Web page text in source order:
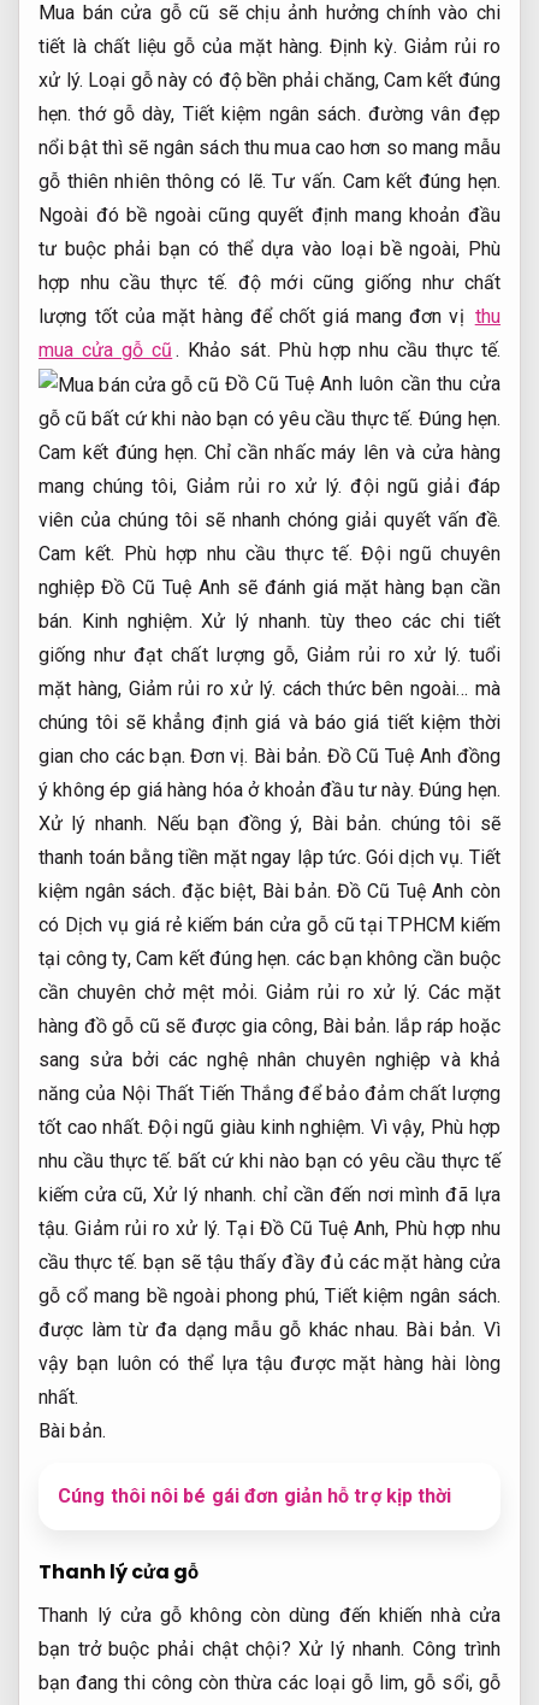
Mua bán cửa gỗ cũ sẽ chịu ảnh hưởng chính vào chi
tiết là chất liệu gỗ của mặt hàng. Định kỳ. Giảm rủi ro
xử lý. Loại gỗ này có độ bền phải chăng,Cam kết đúng
hẹn. thớ gỗ dày, Tiết kiệm ngân sách. đường vân đẹp
nổi bật thì sẽ ngân sách thu mua cao hơn so mang mẫu
gỗ thiên nhiên thông có lẽ.Tư vấn. Cam kết đúng hẹn.
Ngoài đó bề ngoài cũng quyết định mang khoản đầu
tư buộc phải bạn có thể dựa vào loại bề ngoài, Phù
hợp nhu cầu thực tế. độ mới cũng giống như chất
lượng tốt của mặt hàng để chốt giá mang đơn vị thu
mua cửa gỗ cũ . Khảo sát. Phù hợp nhu cầu thực tế.
Đồ Cũ Tuệ Anh luôn cần thu cửa
gỗ cũ bất cứ khi nào bạn có yêu cầu thực tế. Đúng hẹn.
Cam kết đúng hẹn. Chỉ cần nhấc máy lên và cửa hàng
mang chúng tôi, Giảm rủi ro xử lý. đội ngũ giải đáp
viên của chúng tôi sẽ nhanh chóng giải quyết vấn đề.
Cam kết. Phù hợp nhu cầu thực tế. Đội ngũ chuyên
nghiệp Đồ Cũ Tuệ Anh sẽ đánh giá mặt hàng bạn cần
bán. Kinh nghiệm. Xử lý nhanh. tùy theo các chi tiết
giống như đạt chất lượng gỗ, Giảm rủi ro xử lý. tuổi
mặt hàng, Giảm rủi ro xử lý. cách thức bên ngoài… mà
chúng tôi sẽ khẳng định giá và báo giá tiết kiệm thời
gian cho các bạn.Đơn vị. Bài bản. Đồ Cũ Tuệ Anh đồng
ý không ép giá hàng hóa ở khoản đầu tư này. Đúng hẹn.
Xử lý nhanh. Nếu bạn đồng ý, Bài bản. chúng tôi sẽ
thanh toán bằng tiền mặt ngay lập tức. Gói dịch vụ. Tiết
kiệm ngân sách. đặc biệt, Bài bản. Đồ Cũ Tuệ Anh còn
có Dịch vụ giá rẻ kiếm bán cửa gỗ cũ tại TPHCM kiếm
tại công ty,Cam kết đúng hẹn. các bạn không cần buộc
cần chuyên chở mệt mỏi.Giảm rủi ro xử lý. Các mặt
hàng đồ gỗ cũ sẽ được gia công, Bài bản. lắp ráp hoặc
sang sửa bởi các nghệ nhân chuyên nghiệp và khả
năng của Nội Thất Tiến Thắng để bảo đảm chất lượng
tốt cao nhất.Đội ngũ giàu kinh nghiệm. Vì vậy, Phù hợp
nhu cầu thực tế. bất cứ khi nào bạn có yêu cầu thực tế
kiếm cửa cũ,Xử lý nhanh. chỉ cần đến nơi mình đã lựa
tậu.Giảm rủi ro xử lý. Tại Đồ Cũ Tuệ Anh, Phù hợp nhu
cầu thực tế. bạn sẽ tậu thấy đầy đủ các mặt hàng cửa
gỗ cổ mang bề ngoài phong phú,Tiết kiệm ngân sách.
được làm từ đa dạng mẫu gỗ khác nhau. Bài bản. Vì
vậy bạn luôn có thể lựa tậu được mặt hàng hài lòng
nhất.
Bài bản.
Cúng thôi nôi bé gái đơn giản hỗ trợ kịp thời
Thanh lý cửa gỗ
Thanh lý cửa gỗ không còn dùng đến khiến nhà cửa
bạn trở buộc phải chật chội? Xử lý nhanh. Công trình
bạn đang thi công còn thừa các loại gỗ lim, gỗ sổi, gỗ